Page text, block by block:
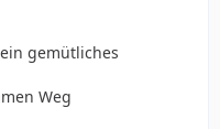
gemütliches
Weg